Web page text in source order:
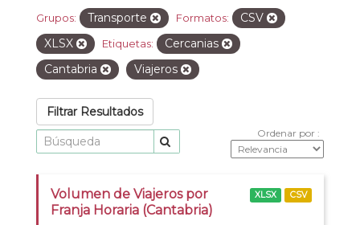
Grupos: Transporte Formatos:
CSV
XLSX
Etiquetas:
Cercanias
Cantabria
Viajeros
Filtrar Resultados
Ordenar por
Volumen de Viajeros por
Franja Horaria (Cantabria)
XLSX CSV